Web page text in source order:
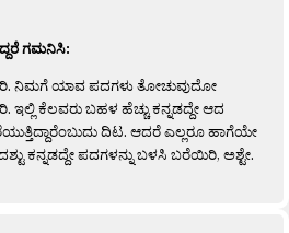
ಗಮನಿಸಿ:
ನಿಮಗೆ ಯಾವ ಪದಗಳು ತೋಚುವುದೋ
ಕೆಲವರು ಬಹಳ ಹೆಚ್ಚು ಕನ್ನಡದ್ದೇ ಆದ
ದಿಟ. ಆದರೆ ಎಲ್ಲರೂ ಹಾಗೆಯೇ
ಕನ್ನಡದ್ದೇ ಪದಗಳನ್ನು ಬಳಸಿ ಬರೆಯಿರಿ, ಅಶ್ಟೇ.